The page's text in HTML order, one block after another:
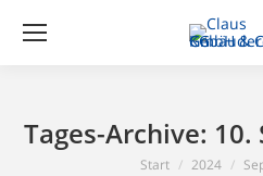
Tages-Archive: 10.
Sie befinden sich
Start 2024